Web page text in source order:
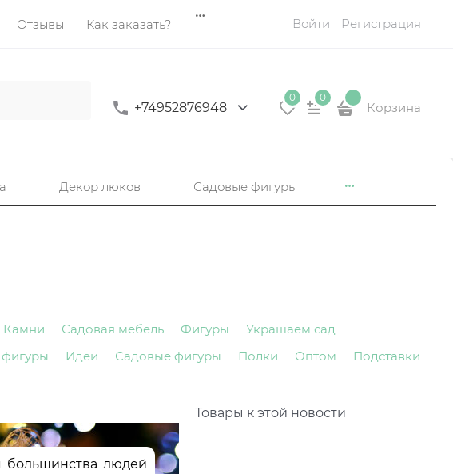
Отзывы Как заказать? Войти Регистрация
+74952876948
0 0
Корзина
Декор люков Садовые фигуры
Камни Садовая мебель Фигуры
Украшаем сад
Идеи Садовые фигуры Полки Оптом
Подставки
людей
Товары к этой новости